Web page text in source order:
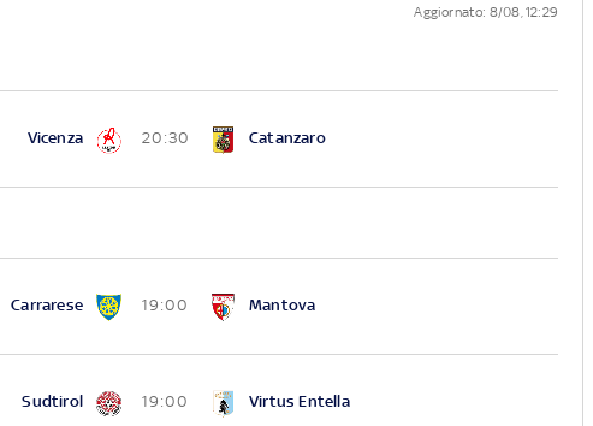
Aggiornato: 8/08, 12:29
Vicenza 20:30 Catanzaro
Carrarese 19:00 Mantova
Sudtirol 19:00 Virtus Entella